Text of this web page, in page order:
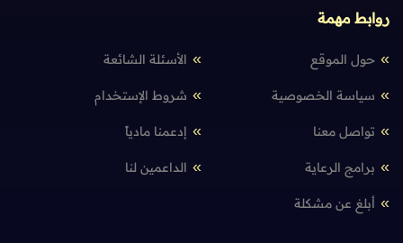
روابط مهمة
حول الموقع الأسئلة الشائعة
سياسة الخصوصية شروط الإستخدام
تواصل معنا إدعمنا مادياً
برامج الرعاية الداعمين لنا
أبلغ عن مشكلة